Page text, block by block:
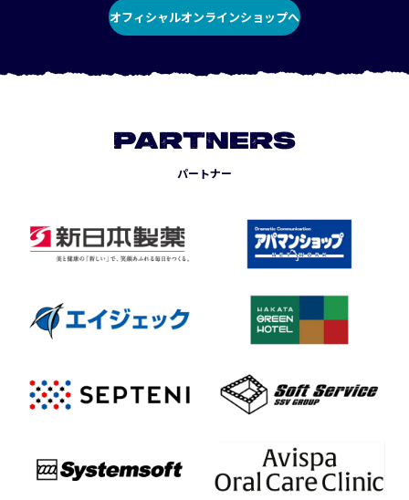
オフィシャルオンラインショップへ
PARTNERS
パートナー